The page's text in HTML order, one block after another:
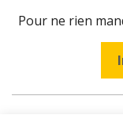
Pour ne rien